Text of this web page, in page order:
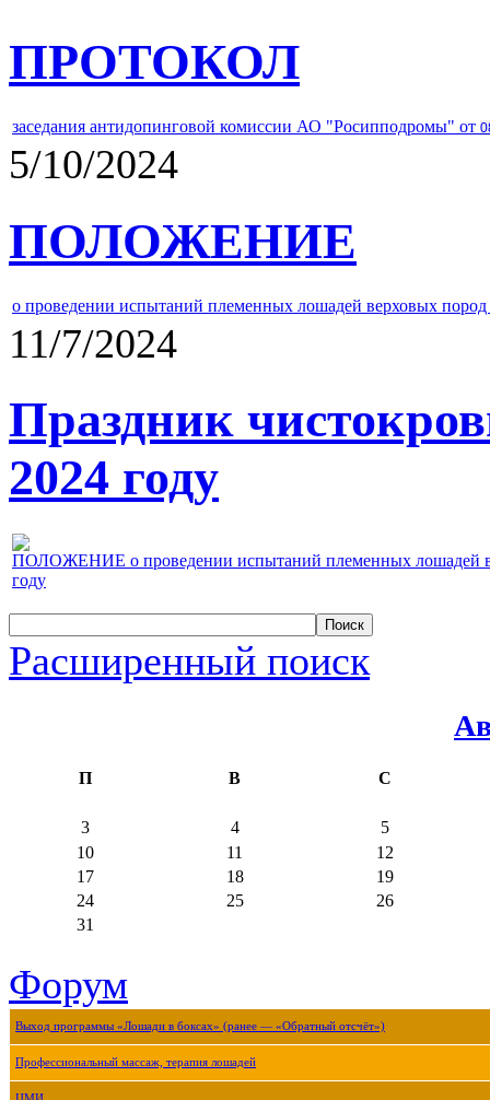
ПРОТОКОЛ
заседания антидопинговой комиссии АО "Росипподромы" от
5/10/2024
ПОЛОЖЕНИЕ
о проведении испытаний племенных лошадей верховых
11/7/2024
Праздник
2024 году
ПОЛОЖЕНИЕ о проведении испытаний племенных лошадей
году
Расширенный поиск
П В С
3 4
5
10
11
12
17
18
19
24
25
26
31
Форум
Выход программы «Лошади в боксах» (ранее — «Обратный отсчёт»)
Профессиональный массаж, терапия лошадей